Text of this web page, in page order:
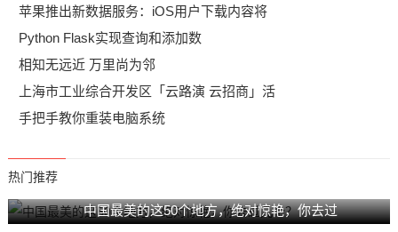
苹果推出新数据服务：iOS用户下载内容将
Python Flask实现查询和添加数
相知无远近 万里尚为邻
上海市工业综合开发区「云路演 云招商」活
手把手教你重装电脑系统
热门推荐
中国最美的这50个地方，绝对惊艳，你去过